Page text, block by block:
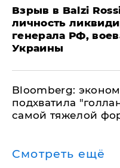
​Взрыв в Balzi
личность
генерала РФ,
Украины
Bloomberg:
подхватила
самой тяжелой
Смотреть ещё